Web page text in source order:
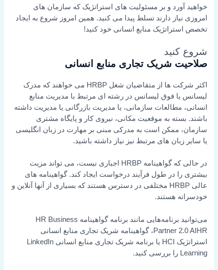
خواهید آورد و بر مسئولیت های استراتژیک که سازمان های
امروزی نیاز دارند تسلط پیدا می کنید. همین امروز شروع به ایجاد
تخصص استراتژیک منابع انسانی خود کنید!
شروع کنید
صلاحیت شریک تجاری منابع انسانی
اکثر شرکت ها از متقاضیان شغل HRBP می خواهند که مدرک
لیسانس یا فوق لیسانس در رشته ای مرتبط با مدیریت منابع
انسانی، مطالعات سازمانی، یا مدیریت بازرگانی یا مدیریت داشته
باشند. بسته به موقعیت مکانی، نیروی کار و پایگاه مشتری
سازمان، ممکن است به مدرکی مبنی بر مهارت در زبان انگلیسی
یا سایر زبان های مرتبط نیز نیاز داشته باشید.
در حالی که گواهینامه HRBP اجباری نیست، می تواند مزیت
بیشتری را در طول فرآیند درخواست ایجاد کند. گواهینامه های
عالی HRBP مختلفی در دسترس هستند که بسیاری از آنها آنلاین و
خودسرانه هستند.
می‌توانید برنامه‌هایی مانند برنامه گواهینامه HR Business
Partner 2.0 AIHR، گواهینامه شریک تجاری منابع انسانی
استراتژیک HCI یا برنامه شریک تجاری منابع انسانی LinkedIn
Learning را بررسی کنید.